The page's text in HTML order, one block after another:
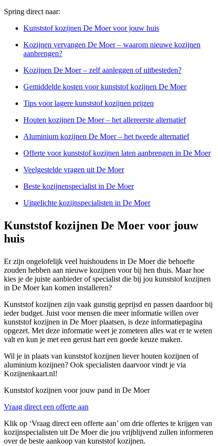
Spring direct naar:
Kunststof kozijnen De Moer voor jouw huis
Kozijnen vervangen De Moer – waarom nieuwe kozijnen
aanbrengen?
Kozijnen De Moer – zelf aanleggen of uitbesteden?
Gemiddelde kosten voor kunststof kozijnen De Moer
Tips voor lagere kunststof kozijnen prijzen
Houten kozijnen De Moer – het allereerste alternatief
Aluminium kozijnen De Moer – het tweede alternatief
Offerte voor kunststof kozijnen laten aanbrengen in De Moer
Veelgestelde vragen uit De Moer
Beste kozijnenspecialist in De Moer
Uitgelichte kozijnspecialisten in De Moer
Kunststof kozijnen De Moer voor jouw
huis
Er zijn ongelofelijk veel huishoudens in De Moer die behoefte
zouden hebben aan nieuwe kozijnen voor bij hen thuis. Maar hoe
kies je de juiste aanbieder of specialist die bij jou kunststof kozijnen
in De Moer kan komen installeren?
Kunststof kozijnen zijn vaak gunstig geprijsd en passen daardoor bij
ieder budget. Juist voor mensen die meer informatie willen over
kunststof kozijnen in De Moer plaatsen, is deze informatiepagina
opgezet. Met deze informatie weet je zometeen alles wat er te weten
valt en kun je met een gerust hart een goede keuze maken.
Wil je in plaats van kunststof kozijnen liever houten kozijnen of
aluminium kozijnen? Ook specialisten daarvoor vindt je via
Kozijnenkaart.nl!
Kunststof kozijnen voor jouw pand in De Moer
Vraag direct een offerte aan
Klik op ‘Vraag direct een offerte aan’ om drie offertes te krijgen van
kozijnspecialisten uit De Moer die jou vrijblijvend zullen informeren
over de beste aankoop van kunststof kozijnen.